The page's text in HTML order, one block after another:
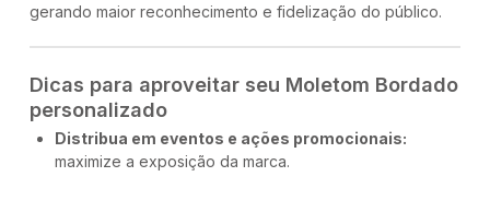
gerando maior reconhecimento e fidelização do público.
Dicas para aproveitar seu Moletom Bordado
personalizado
Distribua em eventos e ações promocionais:
maximize a exposição da marca.